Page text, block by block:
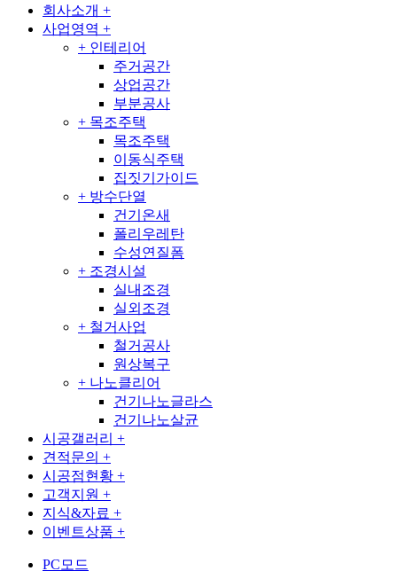
회사소개 +
사업영역 +
+ 인테리어
주거공간
상업공간
부분공사
+ 목조주택
목조주택
이동식주택
집짓기가이드
+ 방수단열
건기온새
폴리우레탄
수성연질폼
+ 조경시설
실내조경
실외조경
+ 철거사업
철거공사
원상복구
+ 나노클리어
건기나노글라스
건기나노살균
시공갤러리 +
견적문의 +
시공점현황 +
고객지원 +
지식&자료 +
이벤트상품 +
PC모드